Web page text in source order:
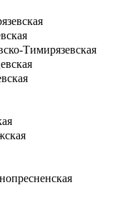
Тимирязевская